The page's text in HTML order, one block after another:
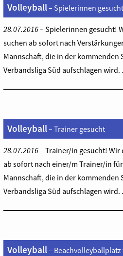
Volleyball– Spielerinnen gesucht
28.07.2016– Spielerinnen gesucht!
suchen ab sofort nach
Mannschaft, die in der kommenden
Verbandsliga Süd aufschlagen wird.
Volleyball– Trainer gesucht
28.07.2016– Trainer/in gesucht! Wir
ab sofort nach einer/m Trainer/in
Mannschaft, die in der kommenden
Verbandsliga Süd aufschlagen wird.
Volleyball–